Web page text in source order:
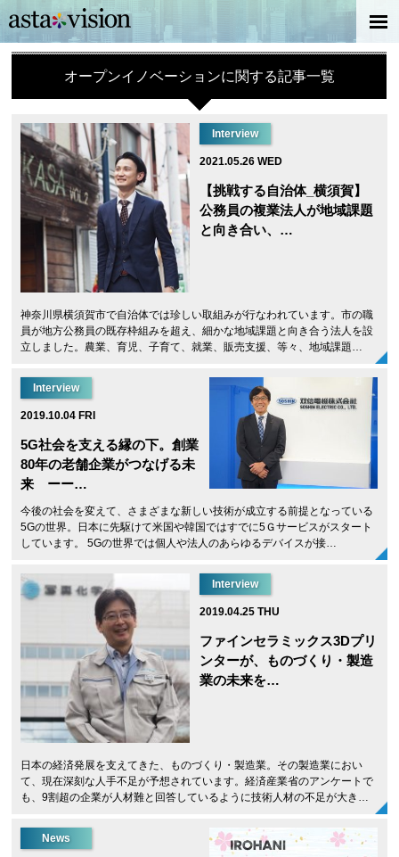
オープンイノベーションに関する記事一覧
Interview
2021.05.26 WED
【挑戦する自治体_横須賀】
公務員の複業法人が地域課題
と向き合い、…
神奈川県横須賀市で自治体では珍しい取組みが行なわれています。市の職
員が地方公務員の既存枠組みを超え、細かな地域課題と向き合う法人を設
立しました。農業、育児、子育て、就業、販売支援、等々、地域課題…
Interview
2019.10.04 FRI
5G社会を支える縁の下。創業
80年の老舗企業がつなげる未
来 ーー…
今後の社会を変えて、さまざまな新しい技術が成立する前提となっている
5Gの世界。日本に先駆けて米国や韓国ではすでに5Ｇサービスがスタート
しています。 5Gの世界では個人や法人のあらゆるデバイスが接…
Interview
2019.04.25 THU
ファインセラミックス3Dプリ
ンターが、ものづくり・製造
業の未来を…
日本の経済発展を支えてきた、ものづくり・製造業。その製造業におい
て、現在深刻な人手不足が予想されています。経済産業省のアンケートで
も、9割超の企業が人材難と回答しているように技術人材の不足が大き…
News